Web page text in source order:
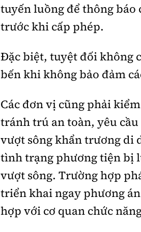
tuyến luồng để thông
trước khi cấp phép.
Đặc biệt, tuyệt đối không
bến khi không bảo đảm
Các đơn vị cũng phải
tránh trú an toàn, yêu
vượt sông khẩn trương di
tình trạng phương tiện bị
vượt sông. Trường hợp
triển khai ngay phương
hợp với cơ quan chức